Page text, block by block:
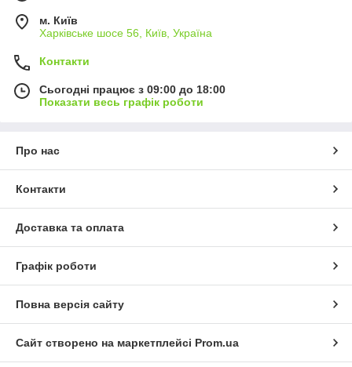
м. Київ
Харківське шосе 56, Київ, Україна
Контакти
Сьогодні працює з 09:00 до 18:00
Показати весь графік роботи
Про нас
Контакти
Доставка та оплата
Графік роботи
Повна версія сайту
Сайт створено на маркетплейсі Prom.ua